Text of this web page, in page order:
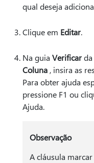
qual deseja
Clique em Editar.
Na guia Verificarda
Coluna , insira as
Para obter ajuda
pressione F1 ou
Ajuda.
Observação
A cláusula